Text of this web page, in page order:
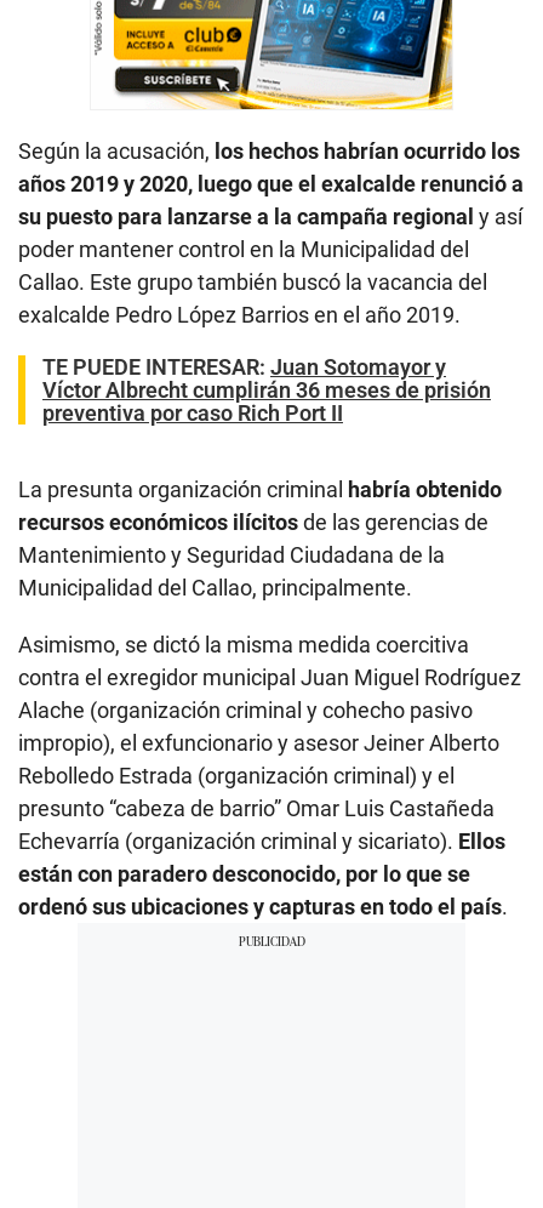
Según la acusación, los hechos habrían ocurrido los
años 2019 y 2020, luego que el exalcalde renunció a
su puesto para lanzarse a la campaña regional y así
poder mantener control en la Municipalidad del
Callao. Este grupo también buscó la vacancia del
exalcalde Pedro López Barrios en el año 2019.
TE PUEDE INTERESAR: Juan Sotomayor y
Víctor Albrecht cumplirán 36 meses de prisión
preventiva por caso Rich Port II
La presunta organización criminal habría obtenido
recursos económicos ilícitosde las gerencias de
Mantenimiento y Seguridad Ciudadana de la
Municipalidad del Callao, principalmente.
Asimismo, se dictó la misma medida coercitiva
contra el exregidor municipal Juan Miguel Rodríguez
Alache (organización criminal y cohecho pasivo
impropio), el exfuncionario y asesor Jeiner Alberto
Rebolledo Estrada (organización criminal) y el
presunto “cabeza de barrio” Omar Luis Castañeda
Echevarría (organización criminal y sicariato). Ellos
están con paradero desconocido, por lo que se
ordenó sus ubicaciones y capturas en todo el país.